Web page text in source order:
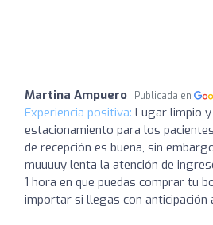
Martina Ampuero Publicada en
Experiencia positiva: Lugar limpio
estacionamiento para los
de recepción es buena, sin
muuuuy lenta la atención de
1 hora en que puedas comprar tu
importar si llegas con anticipación